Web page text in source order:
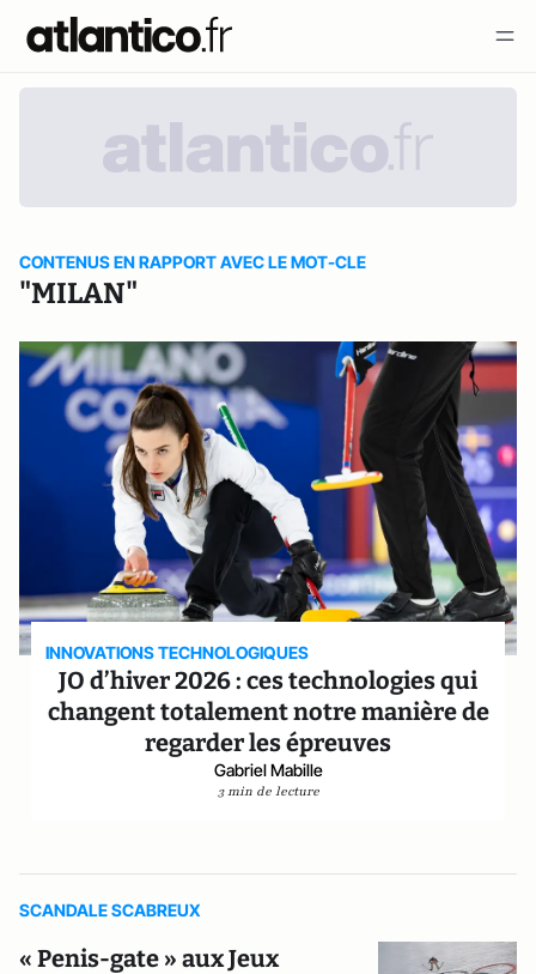
CONTENUS EN RAPPORT AVEC LE MOT-CLE
"MILAN"
INNOVATIONS TECHNOLOGIQUES
JO d’hiver 2026 : ces technologies qui
changent totalement notre manière de
regarder les épreuves
Gabriel Mabille
3 min de lecture
SCANDALE SCABREUX
« Penis-gate » aux Jeux